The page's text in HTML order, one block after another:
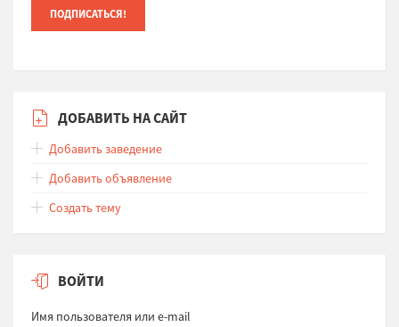
ДОБАВИТЬ НА САЙТ
Добавить заведение
Добавить объявление
Создать тему
ВОЙТИ
Имя пользователя или e-mail